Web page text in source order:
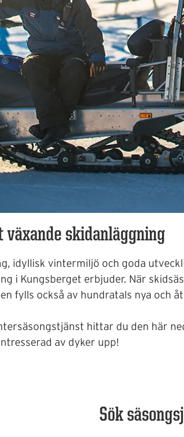
växande skidanläggning
idyllisk vintermiljö och goda
i Kungsberget erbjuder. När
fylls också av hundratals nya och
hittar du den här
av dyker upp!
Sök